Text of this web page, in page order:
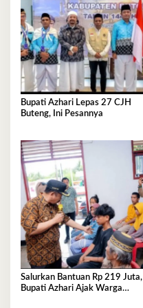
Bupati Azhari Lepas 27 CJH
Buteng, Ini Pesannya
Salurkan Bantuan Rp 219 Juta,
Bupati Azhari Ajak Warga